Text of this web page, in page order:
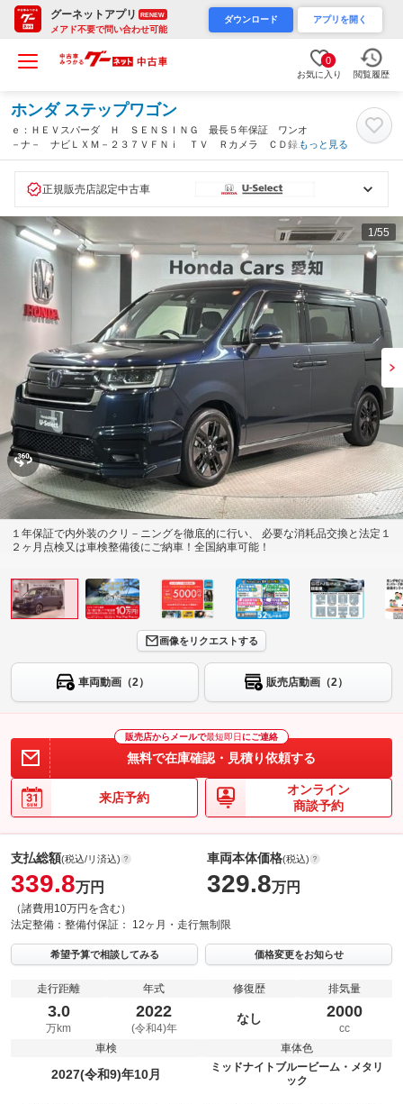
グーネットアプリ RENEW
メアド不要で問い合わせ可能
ダウンロード アプリを開く
0
お気に入り 閲覧履歴
ホンダ ステップワゴン
ｅ：ＨＥＶスパーダ Ｈ ＳＥＮＳＩＮＧ 最長５年保証 ワンオ
－ナ－ ナビＬＸＭ－２３７ＶＦＮｉ ＴＶ Ｒカメラ ＣＤ録
音 ＢＴオ－ディオ ＤＶＤドラレコ ＥＴＣ ＬＥＤライト 両
もっと見る
正規販売店認定中古車
1 /55
１年保証で内外装のクリ－ニングを徹底的に行い、 必要な消耗品交換と法定１
２ヶ月点検又は車検整備後にご納車！全国納車可能！
画像をリクエストする
車両動画（2） 販売店動画（2）
販売店からメールで最短即日 にご連絡
無料で在庫確認・見積り依頼する
来店予約
オンライン
商談予約
支払総額(税込/リ済込)
339.8万円
（諸費用10万円を含む）
車両本体価格(税込)
329.8万円
法定整備： 整備付保証： 12ヶ月・走行無制限
希望予算で相談してみる 価格変更をお知らせ
走行距離
3.0
万km
年式
2022
(令和4)年
修復歴
なし
排気量
2000
cc
車検
2027(令和9)年10月
車体色
ミッドナイトブルービーム・メタリ
ック